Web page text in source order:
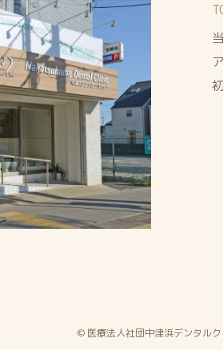
© 医療法人社団中津浜デンタル